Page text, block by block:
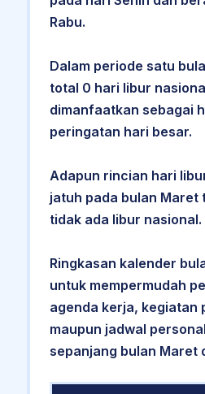
Rabu.
Dalam periode satu
total 0 hari libur
dimanfaatkan sebagai
peringatan hari besar.
Adapun rincian hari
jatuh pada bulan Maret
tidak ada libur nasional.
Ringkasan kalender
untuk mempermudah
agenda kerja, kegiatan
maupun jadwal
sepanjang bulan Maret